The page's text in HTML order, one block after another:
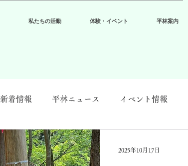
私たちの活動 体験・イベント 平林案内
新着情報 平林ニュース イベント情報
2025年10月17日